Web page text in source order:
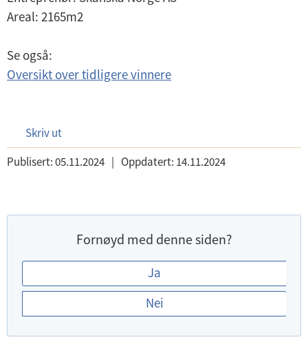
Areal: 2165m2
Se også:
Oversikt over tidligere vinnere
Skriv ut
Publisert:05.11.2024 | Oppdatert: 14.11.2024
Fornøyd med denne siden?
E
r
Ja
Nei